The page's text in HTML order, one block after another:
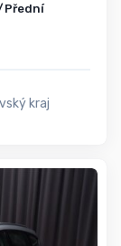
kraj